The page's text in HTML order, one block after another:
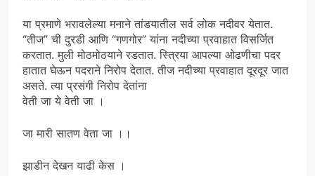
या प्रमाणे भरावलेल्या मनाने तांडयातील सर्व लोक नदीवर येतात.
“तीज” ची दुरडी आणि “गणगोर” यांना नदीच्या प्रवाहात विसर्जित
करतात. मुली मोठमोठयाने रडतात. स्त्रिया आपल्या ओढणीचा पदर
हातात घेऊन पदराने निरोप देतात. तीज नदीच्या प्रवाहात दूरदूर जात
असते. त्या प्रसंगी निरोप देतांना
वेती जा ये वेती जा ।
जा मारी सातण वेता जा ।।
झाडीन देखन याढी केस ।